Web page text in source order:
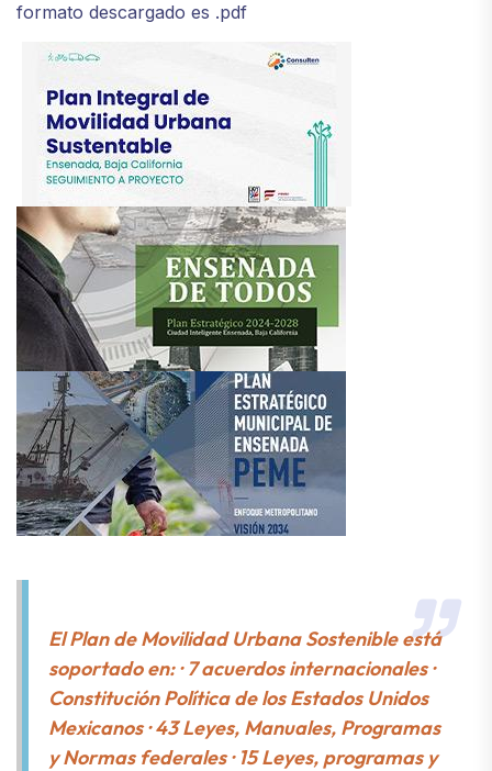
formato descargado es .pdf
El Plan de Movilidad Urbana Sostenible está
soportado en: · 7 acuerdos internacionales ·
Constitución Política de los Estados Unidos
Mexicanos · 43 Leyes, Manuales, Programas
y Normas federales · 15 Leyes, programas y